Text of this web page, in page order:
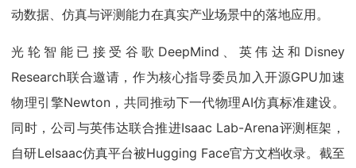
动数据、仿真与评测能力在真实产业场景中的落地应用。
光轮智能已接受谷歌DeepMind、英伟达和Disney
Research联合邀请，作为核心指导委员加入开源GPU加速
物理引擎Newton，共同推动下一代物理AI仿真标准建设。
同时，公司与英伟达联合推进Isaac Lab-Arena评测框架，
自研LeIsaac仿真平台被Hugging Face官方文档收录。截至